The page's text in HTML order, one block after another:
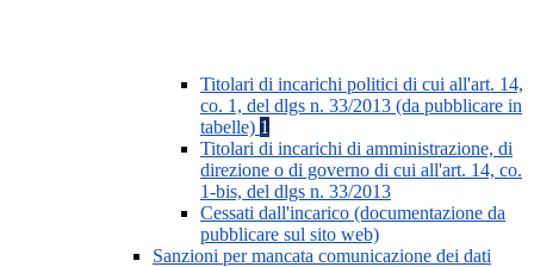
Titolari di incarichi politici di cui all'art. 14,
co. 1, del dlgs n. 33/2013 (da pubblicare in
tabelle) 1
Titolari di incarichi di amministrazione, di
direzione o di governo di cui all'art. 14, co.
1-bis, del dlgs n. 33/2013
Cessati dall'incarico (documentazione da
pubblicare sul sito web)
Sanzioni per mancata comunicazione dei dati